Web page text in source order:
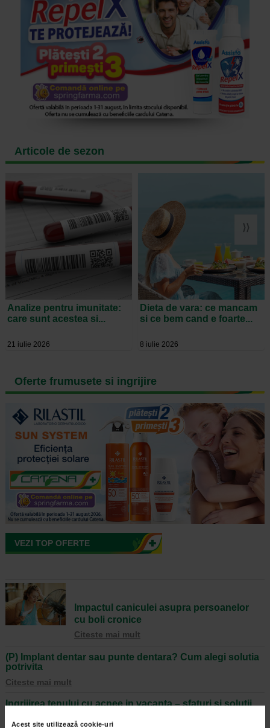
Acest site utilizează cookie-uri
Articole de sezon
Analize pentru imunitate:
care sunt acestea si...
21 iulie 2026
Dieta de vara: ce mancam
si ce bem cand e foarte...
8 iulie 2026
⟩⟩
Oferte frumusete si ingrijire
VEZI TOP OFERTE
Impactul caniculei asupra persoanelor
cu boli cronice
Citeste mai mult
(P) Implant dentar sau punte dentara? Cum alegi solutia
potrivita
Citeste mai mult
Ingrijirea tenului cu acnee in vacanta – sfaturi si solutii
Citeste mai mult